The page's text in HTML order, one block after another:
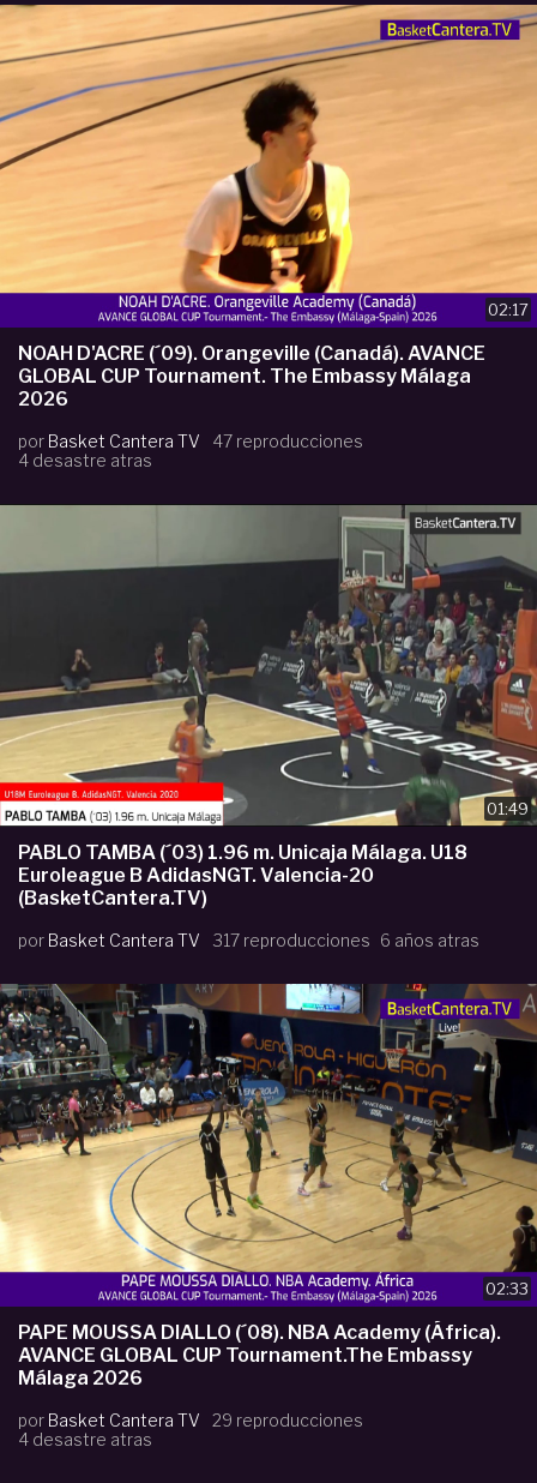
02:17
NOAH D'ACRE (´09). Orangeville (Canadá). AVANCE
GLOBAL CUP Tournament. The Embassy Málaga
2026
por Basket Cantera TV
47 reproducciones
4 desastre atras
01:49
PABLO TAMBA (´03) 1.96 m. Unicaja Málaga. U18
Euroleague B AdidasNGT. Valencia-20
(BasketCantera.TV)
por Basket Cantera TV 317 reproducciones 6 años atras
02:33
PAPE MOUSSA DIALLO (´08). NBA Academy (África).
AVANCE GLOBAL CUP Tournament.The Embassy
Málaga 2026
por Basket Cantera TV
29 reproducciones
4 desastre atras